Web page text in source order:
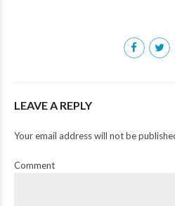
LEAVE A REPLY
Your email address will not be
Comment